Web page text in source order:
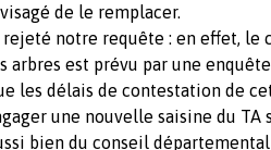
de le remplacer.
notre requête : en effet, le
arbres est prévu par une
les délais de contestation de
une nouvelle saisine du TA
bien du conseil